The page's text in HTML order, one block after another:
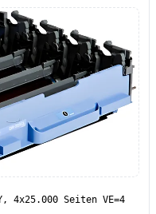
4x25.000 Seiten VE=4